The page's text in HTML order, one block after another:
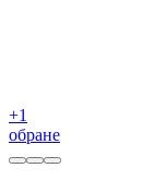
+1
обране